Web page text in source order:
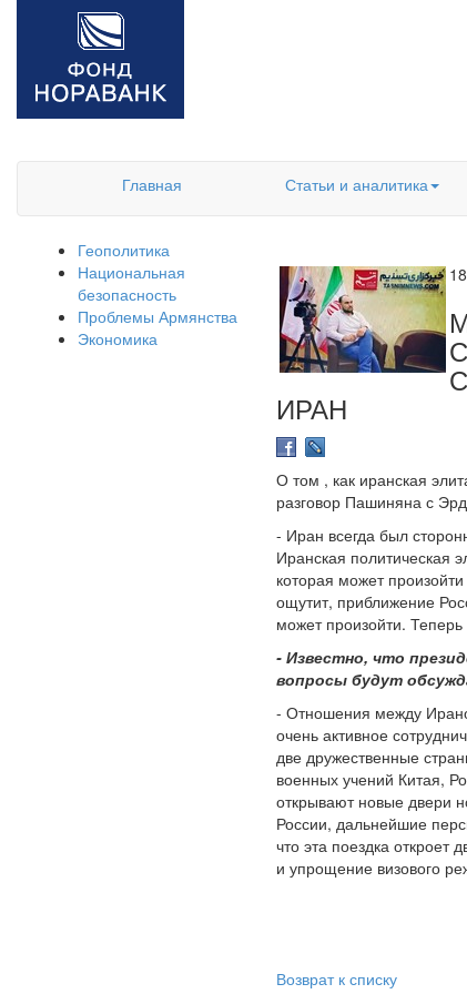
Главная
Статьи и аналитика
Геополитика
Национальная
безопасность
Проблемы Армянства
Экономика
ИРАН
О том , как иранская
разговор Пашиняна с
- Иран всегда был
Иранская политическая
которая может
ощутит, приближение
может произойти.
- Известно, что
вопросы будут
- Отношения между
очень активное
две дружественные
военных учений Китая,
открывают новые двери
России, дальнейшие
что эта поездка
и упрощение визового
Возврат к списку